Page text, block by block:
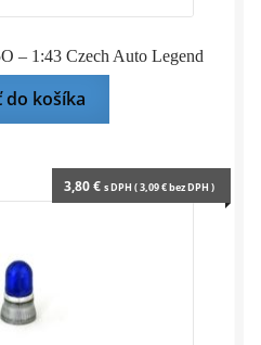
– 1:43 Czech Auto Legend
do košíka
3,80€ s DPH (3,09€bez DPH )